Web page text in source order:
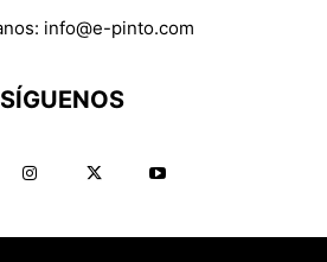
info@e-pinto.com
SÍGUENOS